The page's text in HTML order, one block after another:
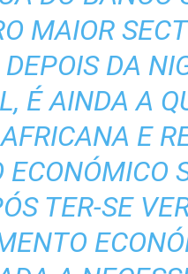
MAIOR
DA
É AINDA A
E
ECONÓMICO
TER-SE